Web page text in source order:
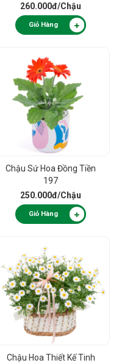
260.000đ/Chậu
Giỏ Hàng
Chậu Sứ Hoa Đồng Tiền
197
250.000đ/Chậu
Giỏ Hàng
Chậu Hoa Thiết Kế Tinh